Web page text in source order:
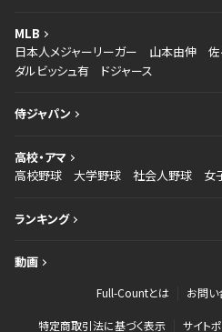
MLB
日本人メジャーリーガー
山本由伸
ダルビッシュ有
ドジャース
侍ジャパン
高校・アマ
高校野球
大学野球 社会人野球 女
ランキング
動画
Full-Countとは お問
特定商取引法に基づく表示 サイト